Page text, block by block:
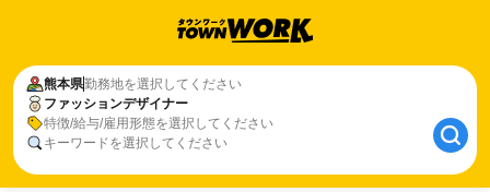
熊本県勤務地を選択してください
ファッションデザイナー
特徴/給与/雇用形態を選択してください
キーワードを選択してください